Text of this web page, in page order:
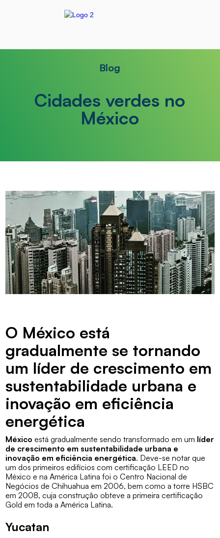
Blog
Cidades verdes no
México
O México está
gradualmente se tornando
um líder de crescimento em
sustentabilidade urbana e
inovação em eficiência
energética
México está gradualmente sendo transformado em um líder
de crescimento em sustentabilidade urbana e
inovação em eficiência energética. Deve-se notar que
um dos primeiros edifícios com certificação LEED no
México e na América Latina foi o Centro Nacional de
Negócios de Chihuahua em 2006, bem como a torre HSBC
em 2008, cuja construção obteve a primeira certificação
Gold em toda a América Latina.
Yucatan